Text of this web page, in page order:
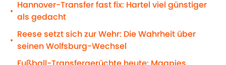
•
Hannover-Transfer fast fix: Hartel viel günstiger
als gedacht
•
Reese setzt sich zur Wehr: Die Wahrheit über
seinen Wolfsburg-Wechsel